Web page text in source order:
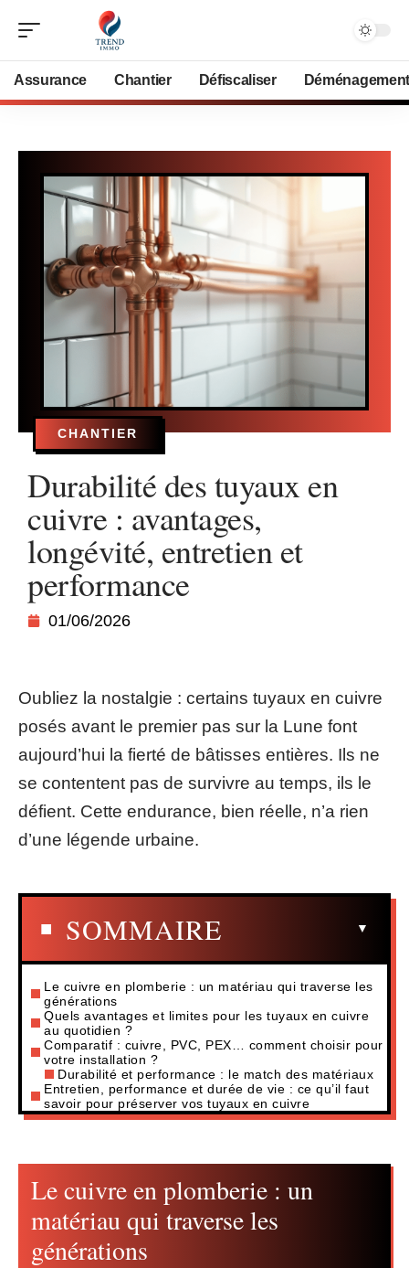
Assurance Chantier Défiscaliser Déménagement
CHANTIER
Durabilité des tuyaux en
cuivre : avantages,
longévité, entretien et
performance
01/06/2026
Oubliez la nostalgie : certains tuyaux en cuivre
posés avant le premier pas sur la Lune font
aujourd’hui la fierté de bâtisses entières. Ils ne
se contentent pas de survivre au temps, ils le
défient. Cette endurance, bien réelle, n’a rien
d’une légende urbaine.
SOMMAIRE
Le cuivre en plomberie : un matériau qui traverse les
générations
Quels avantages et limites pour les tuyaux en cuivre
au quotidien ?
Comparatif : cuivre, PVC, PEX… comment choisir pour
votre installation ?
Durabilité et performance : le match des matériaux
Entretien, performance et durée de vie : ce qu’il faut
savoir pour préserver vos tuyaux en cuivre
Le cuivre en plomberie : un
matériau qui traverse les
générations